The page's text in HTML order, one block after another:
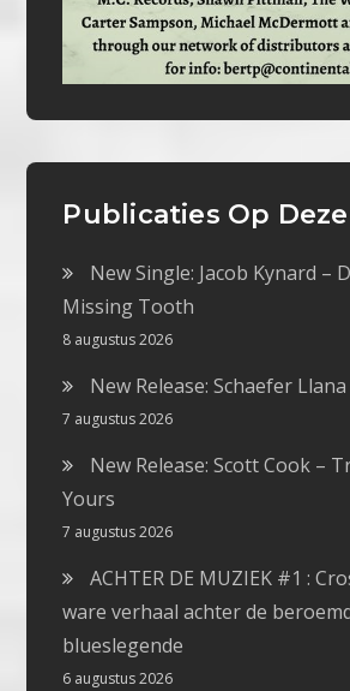
Publicaties Op
New Single: Jacob Kynard –
Missing Tooth
8 augustus 2026
New Release: Schaefer
7 augustus 2026
New Release: Scott Cook –
Yours
7 augustus 2026
ACHTER DE MUZIEK #1 :
ware verhaal achter de
blueslegende
6 augustus 2026